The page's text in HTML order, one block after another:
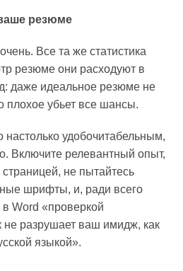
резюме
Все та же статистика
резюме они расходуют в
даже идеальное резюме не
плохое убьет все шансы.
настолько удобочитабельным,
Включите релевантный опыт,
не пытайтесь
шрифты, и, ради всего
в Word «проверкой
разрушает ваш имидж, как
языкой».